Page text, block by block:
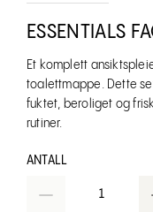
ESSENTIALS
Et komplett
toalettmappe. Dette
fuktet, beroliget og
rutiner.
ANTALL
1